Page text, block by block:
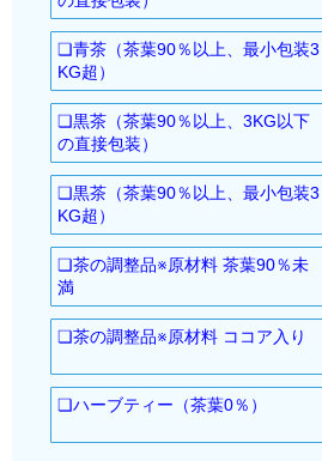
EU・英国
日米貿易協定：FREE
ンドネシア・ブルネイ
フィリピン・スイス・ベ
(CPTPP)
EU・英国
日米貿易協定：適用なし
ンドネシア・ブルネイ
ASEAN・フィリピン・ス
州・TPP11(CPTPP)
EU・英国
日米貿易協定：FREE
シンガポール・マレーシ
ンドネシア
ブルネイ・ASEAN・フ
トナム・インド
ペルー・豪州・モンゴル
U・英国
RCEP（ASEAN・豪州・
中国・韓国）
日米貿易協定：FREE
インド・ペルー：2.1％
モンゴル：3.1%
RCEP(ASEAN・豪州・ニ
3％
メキシコ・RCEP(中国・韓
以下すべて：FREE
シンガポール・マレーシ
ンドネシア・ブルネイ
フィリピン・スイス・ベ
EU・英国
日米貿易協定：FREE
特別特恵LDC
経済連携協定（EPA）：
ASEAN：5.3％
ペルー：2.1%
モンゴル：3.1%
RCEP(ASEAN・豪州・ニ
3％
メキシコ・インド・
し
以下すべて：FREE
シンガポール・マレーシ
ンドネシア・ブルネイ
フィリピン・スイス・ベ
(CPTPP)
EU・英国
日米貿易協定：適用なし
基本：20％
WTO協定：17%
特別特恵LDC
経済連携協定（EPA）：
ASEAN：5.3％
インド・ペルー：2.1％
モンゴル：3.1%
RCEP(ASEAN・豪州・ニ
3％
以下すべて：FREE
シンガポール・マレーシ
ンドネシア・ブルネイ
フィリピン・スイス・ベ
❏青茶（茶葉90％以上、最小包装3
KG超）
基本：20％
WTO協定：17%
特別特恵LDC
経済連携協定（EPA）：
ASEAN：5.3％
ペルー：2.1%
モンゴル：3.1%
RCEP(ASEAN・豪州・ニ
3％
メキシコ・インド・
し
以下すべて：FREE
シンガポール・マレーシ
❏黒茶（茶葉90％以上、3KG以下
の直接包装）
基本：20％
WTO協定：17%
特別特恵LDC
経済連携協定（EPA）：
インド・ペルー：2.1％
モンゴル：3.1%
RCEP(ASEAN・豪州・ニ
3％
❏黒茶（茶葉90％以上、最小包装3
KG超）
基本：20％
WTO協定：17%
経済連携協定（EPA）：
ペルー：2.1%
モンゴル：3.1%
RCEP(ASEAN・豪州・ニ
❏茶の調整品※原材料 茶葉90％未
満
基本：25％
WTO協定：15%
特別特恵LDC：FREE
経済連携協定（EPA）
❏茶の調整品※原材料 ココア入り
基本：25％
WTO協定 ：21.3%
特恵GSP：12.5%
❏ハーブティー（茶葉0％）
基本：25％